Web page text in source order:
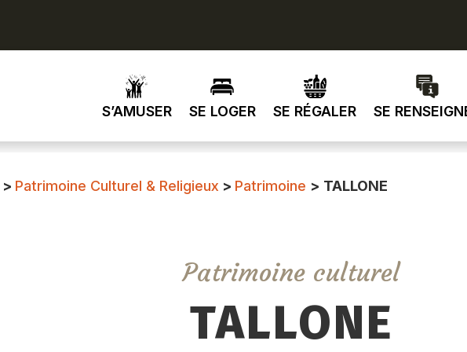
S’AMUSER SE LOGER SE RÉGALER SE
> Patrimoine Culturel & Religieux > Patrimoine > TALLONE
Patrimoine culturel
TALLONE